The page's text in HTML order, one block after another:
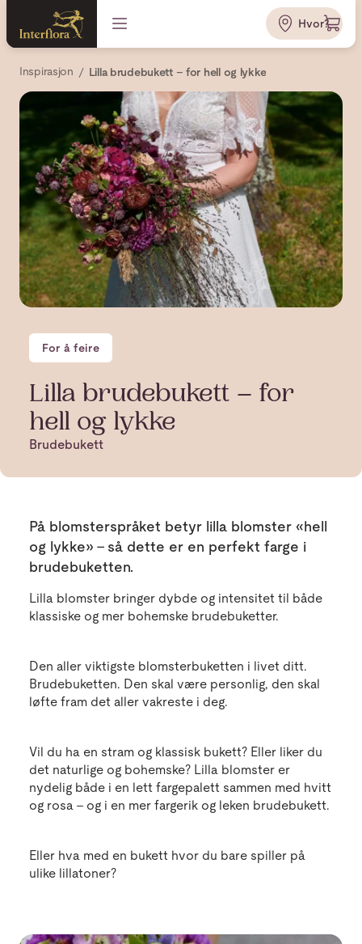
Hvor?
Inspirasjon Lilla brudebukett – for hell og lykke
For å feire
Brudebukett
Lilla brudebukett – for
hell og lykke
På blomsterspråket betyr lilla blomster «hell
og lykke» – så dette er en perfekt farge i
brudebuketten.
Lilla blomster bringer dybde og intensitet til både
klassiske og mer bohemske brudebuketter.
Den aller viktigste blomsterbuketten i livet ditt.
Brudebuketten. Den skal være personlig, den skal
løfte fram det aller vakreste i deg.
Vil du ha en stram og klassisk bukett? Eller liker du
det naturlige og bohemske? Lilla blomster er
nydelig både i en lett fargepalett sammen med hvitt
og rosa - og i en mer fargerik og leken brudebukett.
Eller hva med en bukett hvor du bare spiller på
ulike lillatoner?